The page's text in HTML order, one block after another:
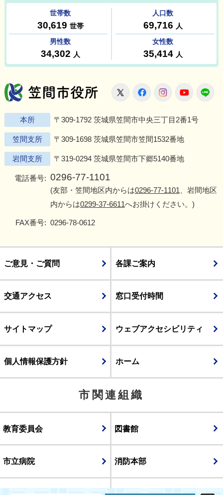
笠間市役所
X FacebookInstagram
本所 〒309-1792 茨城県笠間市中央三丁目2番1号
笠間支所 〒309-1698 茨城県笠間市笠間1532番地
岩間支所 〒319-0294 茨城県笠間市下郷5140番地
電話番号: 0296-77-1101
(友部・笠間地区内からは0296-77-1101 、岩間地区
内からは0299-37-6611へお掛けください。)
FAX番号: 0296-78-0612
ご意見・ご質問 各課ご案内
交通アクセス 窓口受付時間
サイトマップ ウェブアクセシビリティ
個人情報保護方針 ホーム
市関連組織
教育委員会 図書館
市立病院 消防本部